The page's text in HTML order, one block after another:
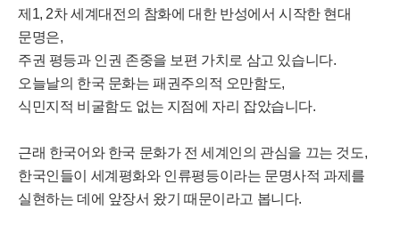
제1, 2차 세계대전의 참화에 대한 반성에서 시작한 현대
문명은,
주권 평등과 인권 존중을 보편 가치로 삼고 있습니다.
오늘날의 한국 문화는 패권주의적 오만함도,
식민지적 비굴함도 없는 지점에 자리 잡았습니다.
근래 한국어와 한국 문화가 전 세계인의 관심을 끄는 것도,
한국인들이 세계평화와 인류평등이라는 문명사적 과제를
실현하는 데에 앞장서 왔기 때문이라고 봅니다.